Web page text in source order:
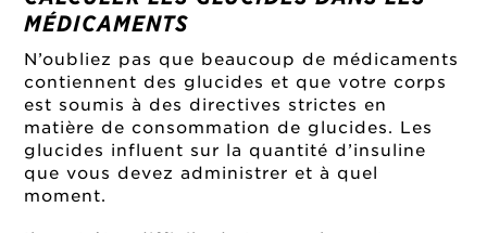
MÉDICAMENTS
N’oubliez pas que beaucoup de médicaments
contiennent des glucides et que votre corps
est soumis à des directives strictes en
matière de consommation de glucides. Les
glucides influent sur la quantité d’insuline
que vous devez administrer et à quel
moment.